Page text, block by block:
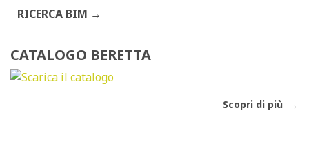
RICERCA BIM
CATALOGO BERETTA
Scopri di più